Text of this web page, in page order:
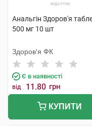
Анальгін Здоров'я
500 мг 10 шт
Здоров'я ФК
Є в наявності
від 11.80 грн
КУПИТИ